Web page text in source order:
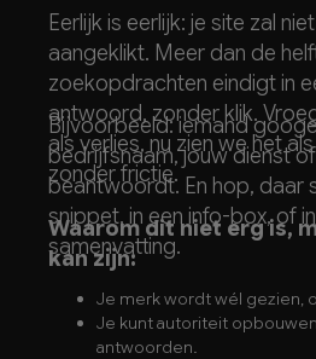
Eerlijk is eerlijk: je site zal
aangeklikt. Meer dan de
zoekopdrachten eindigt in
antwoord, zonder klik.
als verlies, nu zien we het
zonder frictie.
Bijvoorbeeld: iemand
bedrijfsnaam, jouw dienst
beantwoordt. En hop, daar
snippet, in een info-box, of
samenvatting.
Waarom dit niet erg is,
kan zijn:
Je merk wordt wél gezien,
Je kunt autoriteit
antwoorden.